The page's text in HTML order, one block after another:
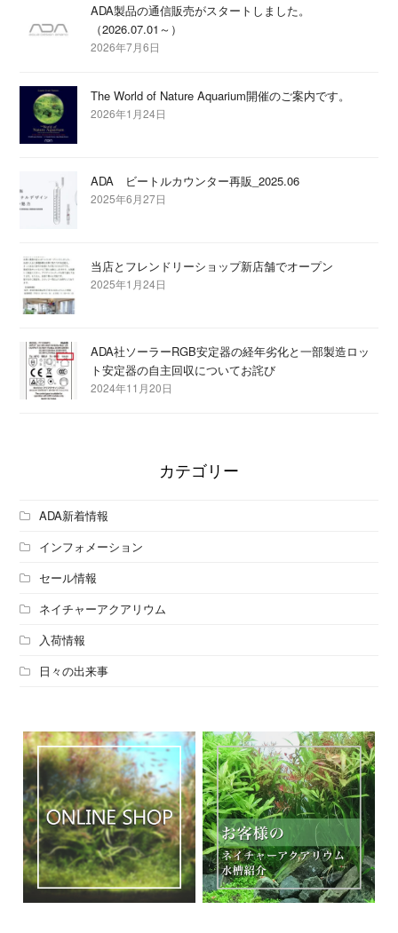
ADA製品の通信販売がスタートしました。
（2026.07.01～）
2026年7月6日
The World of Nature Aquarium開催のご案内です。
2026年1月24日
ADA ビートルカウンター再販_2025.06
2025年6月27日
当店とフレンドリーショップ新店舗でオープン
2025年1月24日
ADA社ソーラーRGB安定器の経年劣化と一部製造ロッ
ト安定器の自主回収についてお詫び
2024年11月20日
カテゴリー
ADA新着情報
インフォメーション
セール情報
ネイチャーアクアリウム
入荷情報
日々の出来事